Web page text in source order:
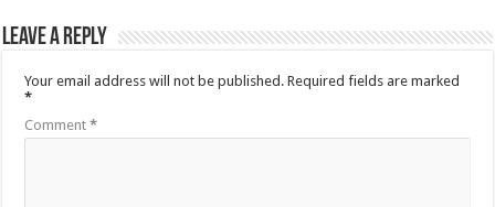
Leave a Reply
Your email address will not be published. Required fields are marked
*
Comment*